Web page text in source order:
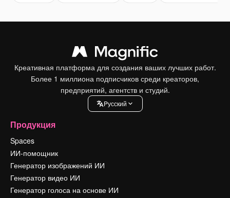
Креативная платформа для создания ваших лучших работ.
Более 1 миллиона подписчиков среди креаторов,
предприятий, агентств и студий.
Pусский
Продукция
Spaces
ИИ-помощник
Генератор изображений ИИ
Генератор видео ИИ
Генератор голоса на основе ИИ